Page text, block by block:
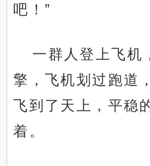
吧！”
一群人登上飞机
擎，飞机划过跑道
飞到了天上，平稳
着。